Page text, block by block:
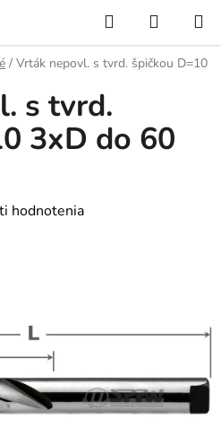
Hľadať
KOŠÍK
/ Vrták nepovl. s tvrd. špičkou D=10
s tvrd.
3xD do 60
hodnotenia